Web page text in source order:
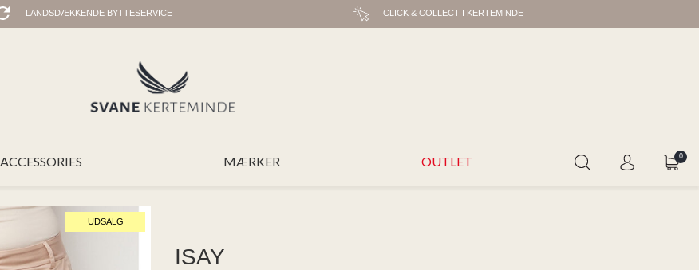
LANDSDÆKKENDE BYTTESERVICE CLICK & COLLECT I KERTEMINDE
ACCESSORIES MÆRKER OUTLET 0
UDSALG
ISAY